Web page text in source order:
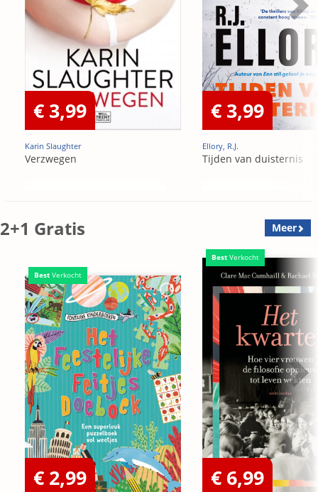
€ 3,99
Karin Slaughter
Verzwegen
€ 3,99
Ellory, R.J.
Tijden van duisternis
2+1 Gratis Meer
Best Verkocht
€ 2,99
Best Verkocht
€ 6,99